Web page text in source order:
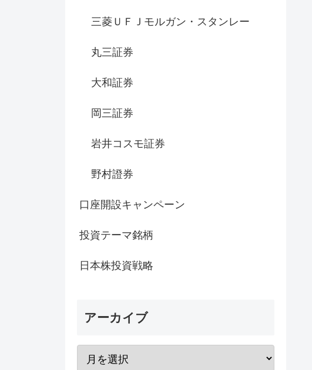
三菱ＵＦＪモルガン・スタンレー
丸三証券
大和証券
岡三証券
岩井コスモ証券
野村證券
口座開設キャンペーン
投資テーマ銘柄
日本株投資戦略
アーカイブ